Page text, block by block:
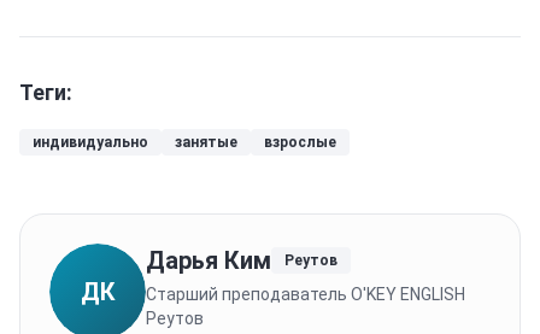
Теги:
индивидуально занятые взрослые
ДК
Дарья Ким Реутов
Старший преподаватель O'KEY ENGLISH
Реутов